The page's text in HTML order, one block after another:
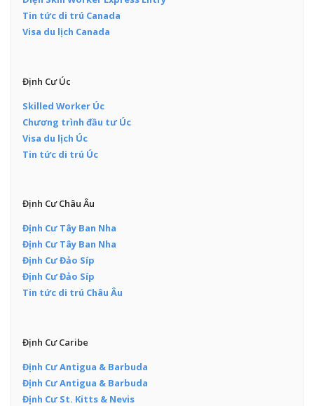
Tin tức di trú Canada
Visa du lịch Canada
Định Cư Úc
Skilled Worker Úc
Chương trình đầu tư Úc
Visa du lịch Úc
Tin tức di trú Úc
Định Cư Châu Âu
Định Cư Tây Ban Nha
Định Cư Tây Ban Nha
Định Cư Đảo Síp
Định Cư Đảo Síp
Tin tức di trú Châu Âu
Định Cư Caribe
Định Cư Antigua & Barbuda
Định Cư Antigua & Barbuda
Định Cư St. Kitts & Nevis